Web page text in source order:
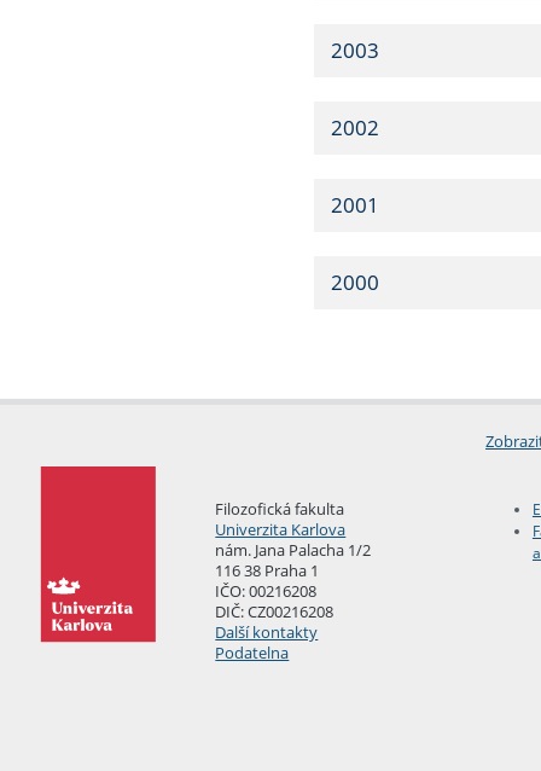
2003
2002
2001
2000
Filozofická fakulta
Univerzita Karlova
nám. Jana Palacha 1/2
116 38 Praha 1
IČO: 00216208
DIČ: CZ00216208
Další kontakty
Podatelna